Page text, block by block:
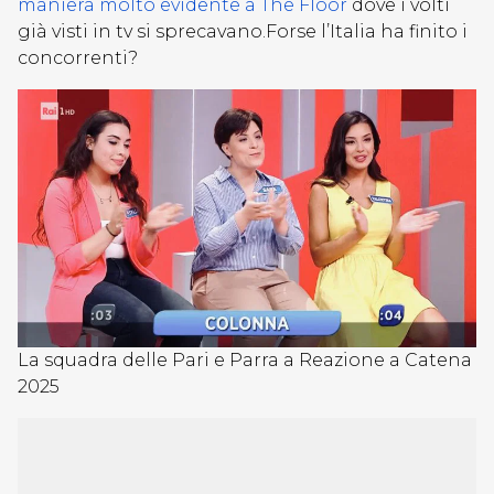
maniera molto evidente a The Floor dove i volti
già visti in tv si sprecavano.Forse l’Italia ha finito i
concorrenti?
La squadra delle Pari e Parra a Reazione a Catena
2025